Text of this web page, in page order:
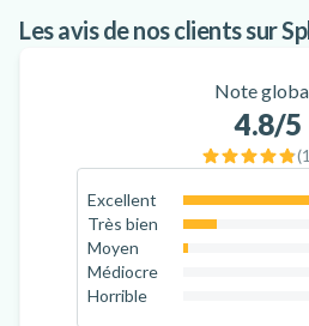
explorer la nature
en Croatie
Les avis de nos clients sur
Note
4.8/5
(
Excellent
81.8
Très bien
16.1
Moyen
Médiocre
Horrible